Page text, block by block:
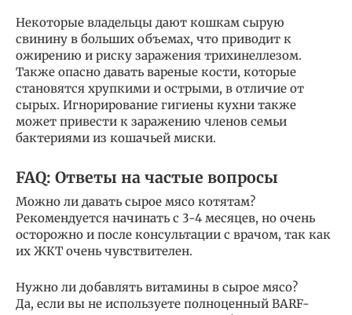
Некоторые владельцы дают кошкам сырую
свинину в больших объемах, что приводит к
ожирению и риску заражения трихинеллезом.
Также опасно давать вареные кости, которые
становятся хрупкими и острыми, в отличие от
сырых. Игнорирование гигиены кухни также
может привести к заражению членов семьи
бактериями из кошачьей миски.
FAQ: Ответы на частые вопросы
Можно ли давать сырое мясо котятам?
Рекомендуется начинать с 3-4 месяцев, но очень
осторожно и после консультации с врачом, так как
их ЖКТ очень чувствителен.
Нужно ли добавлять витамины в сырое мясо?
Да, если вы не используете полноценный BARF-